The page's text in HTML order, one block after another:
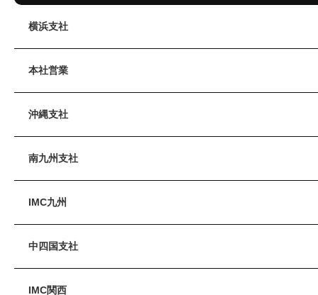
横浜支社
本社営業
沖縄支社
南九州支社
IMC九州
中四国支社
IMC関西